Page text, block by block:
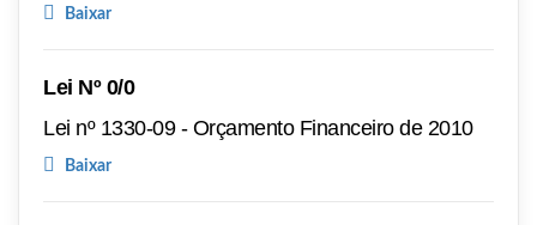
Baixar
Lei Nº 0/0
Lei nº 1330-09 - Orçamento Financeiro de 2010
Baixar